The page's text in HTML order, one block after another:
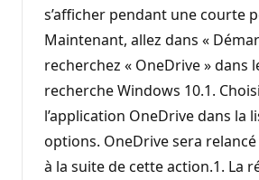
s’afficher pendant une courte
Maintenant, allez dans «
recherchez « OneDrive » dans
recherche Windows 10.1.
l’application OneDrive dans la
options. OneDrive sera
à la suite de cette action.1. La